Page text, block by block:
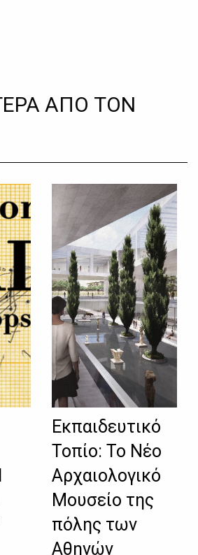
ΑΠΟ ΤΟΝ
Εκπαιδευτικό
Τοπίο: Το Νέο
Αρχαιολογικό
Μουσείο της
πόλης των
Αθηνών